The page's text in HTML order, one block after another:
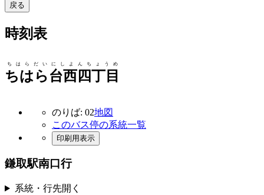
戻る
時刻表
ちはら台西四丁目
ちはらだいにしよんちょうめ
のりば: 02地図
このバス停の系統一覧
印刷用表示
鎌取駅南口行
系統・行先開く